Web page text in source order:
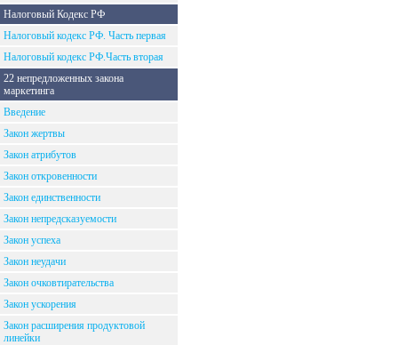
Налоговый Кодекс РФ
Налоговый кодекс РФ. Часть первая
Налоговый кодекс РФ.Часть вторая
22 непредложенных закона
маркетинга
Введение
Закон жертвы
Закон атрибутов
Закон откровенности
Закон единственности
Закон непредсказуемости
Закон успеха
Закон неудачи
Закон очковтирательства
Закон ускорения
Закон расширения продуктовой
линейки